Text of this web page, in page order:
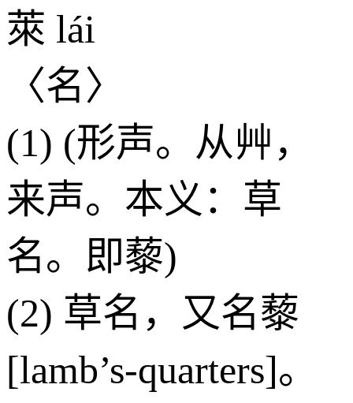
萊 lái
〈名〉
(1) (形声。从艸，
来声。本义：草
名。即藜)
(2) 草名，又名藜
[lamb’s-quarters]。